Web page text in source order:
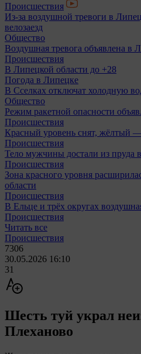
Происшествия
Из-за воздушной тревоги в
велозаезд
Общество
Воздушная тревога объявлена в
Происшествия
В Липецкой области до +28
Погода в Липецке
В Сселках отключат холодную
Общество
Режим ракетной опасности
Происшествия
Красный уровень снят, жёлтый —
Происшествия
Тело мужчины достали из пруда
Происшествия
Зона красного уровня
области
Происшествия
В Ельце и трёх округах
Происшествия
Читать все
Происшествия
7306
30.05.2026 16:10
31
Шесть туй украл
Плеханово